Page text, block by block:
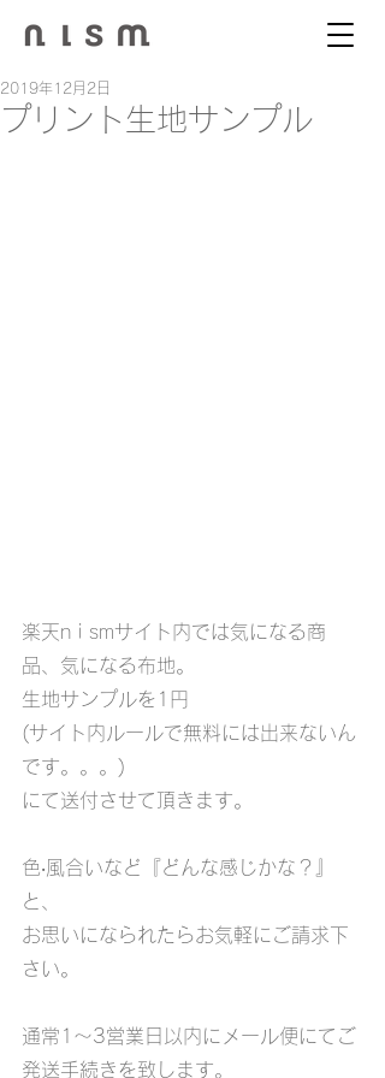
プリント生地サンプル
2019年12月2日
楽天n i smサイト内では気になる商
品、気になる布地。
生地サンプルを1円
(サイト内ルールで無料には出来ないん
です。。。)
にて送付させて頂きます。
色‧風合いなど『どんな感じかな？』
と、
お思いになられたらお気軽にご請求下
さい。
通常1～3営業日以内にメール便にてご
発送手続きを致します。